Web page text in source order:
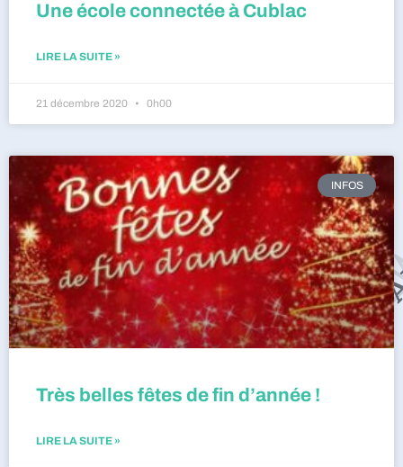
Une école connectée à Cublac
LIRE LA SUITE »
21 décembre 2020 0h00
INFOS
Très belles fêtes de fin d’année !
LIRE LA SUITE »